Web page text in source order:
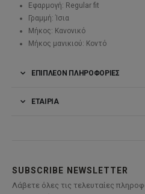
Εφαρμογή: Regular fit
Γραμμή: Ίσια
Μήκος: Κανονικό
Μήκος μανικιού: Κοντό
ΕΠΙΠΛΈΟΝ ΠΛΗΡΟΦΟΡΊΕΣ
ΕΤΑΙΡΊΑ
SUBSCRIBE NEWSLETTER
Λάβετε όλες τις τελευταίες